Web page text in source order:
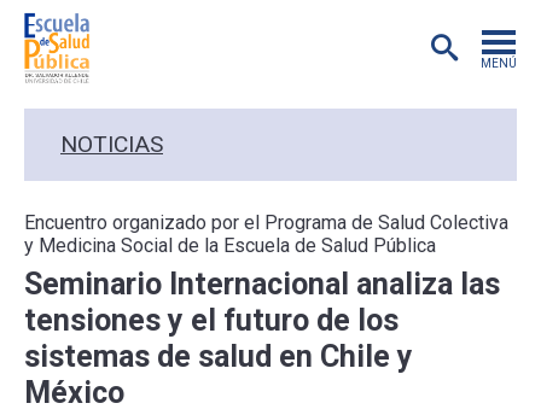
MENÚ
EDUCACIÓN CONTINUA
NOTICIAS
Encuentro organizado por el Programa de Salud Colectiva
y Medicina Social de la Escuela de Salud Pública
Seminario Internacional analiza las
tensiones y el futuro de los
sistemas de salud en Chile y
México